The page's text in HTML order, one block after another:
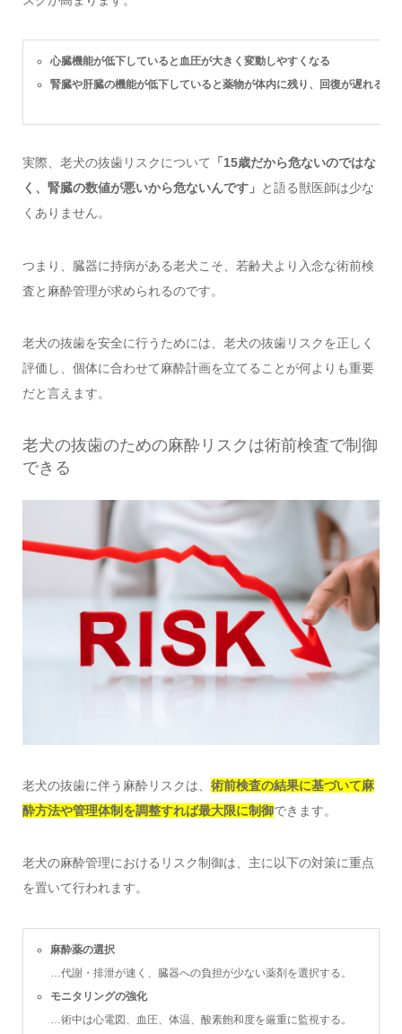
心臓機能が低下していると血圧が大きく変動しやすくなる
腎臓や肝臓の機能が低下していると薬物が体内に残り、回復が遅れる
実際、老犬の抜歯リスクについて
「15歳だから危ないのではな
く、腎臓の数値が悪いから危ないんです」 と語る獣医師は少な
くありません。
つまり、臓器に持病がある老犬こそ、若齢犬より入念な術前検
査と麻酔管理が求められるのです。
老犬の抜歯を安全に行うためには、老犬の抜歯リスクを正しく
評価し、個体に合わせて麻酔計画を立てることが何よりも重要
だと言えます。
老犬の抜歯のための麻酔リスクは術前検査で制御
できる
老犬の抜歯に伴う麻酔リスクは、 術前検査の結果に基づいて麻
酔方法や管理体制を調整すれば最大限に制御できます。
老犬の麻酔管理におけるリスク制御は、主に以下の対策に重点
を置いて行われます。
麻酔薬の選択
…代謝・排泄が速く、臓器への負担が少ない薬剤を選択する。
モニタリングの強化
…術中は心電図、血圧、体温、酸素飽和度を厳重に監視する。